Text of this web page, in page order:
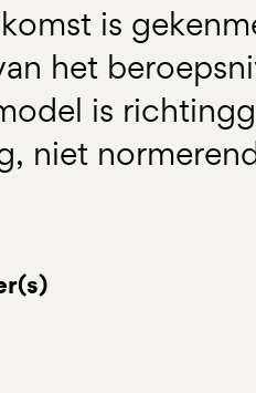
is
het
is
niet